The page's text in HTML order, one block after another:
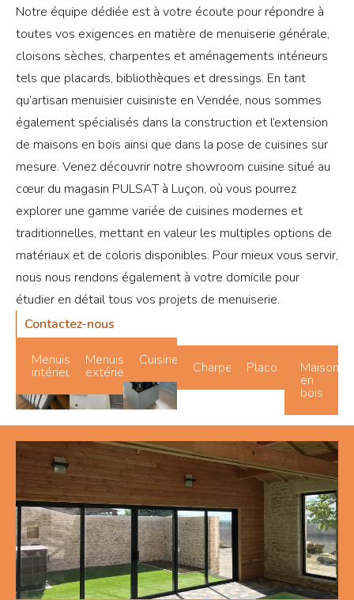
Menuiseries
intérieures
Menuiseries
extérieures
Cuisine CharpentePlaco Maison
en
bois
Notre équipe dédiée est à votre écoute pour répondre à
toutes vos exigences en matière de menuiserie générale,
cloisons sèches, charpentes et aménagements intérieurs
tels que placards, bibliothèques et dressings. En tant
qu’artisan menuisier cuisiniste en Vendée, nous sommes
également spécialisés dans la construction et l’extension
de maisons en bois ainsi que dans la pose de cuisines sur
mesure. Venez découvrir notre showroom cuisine situé au
cœur du magasin PULSAT à Luçon, où vous pourrez
explorer une gamme variée de cuisines modernes et
traditionnelles, mettant en valeur les multiples options de
matériaux et de coloris disponibles. Pour mieux vous servir,
nous nous rendons également à votre domicile pour
étudier en détail tous vos projets de menuiserie.
Contactez-nous